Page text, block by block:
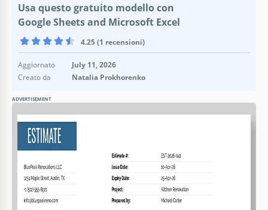
Usa questo gratuito modello con
Google Sheets and Microsoft Excel
4.25 (1 recensioni)
Aggiornato
July 11, 2026
Creato da
Natalia Prokhorenko
ADVERTISEMENT